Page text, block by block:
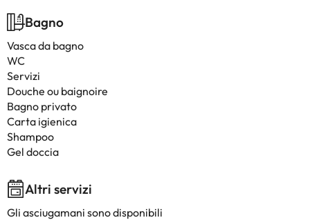
Bagno
Vasca da bagno
WC
Servizi
Douche ou baignoire
Bagno privato
Carta igienica
Shampoo
Gel doccia
Altri servizi
Gli asciugamani sono disponibili